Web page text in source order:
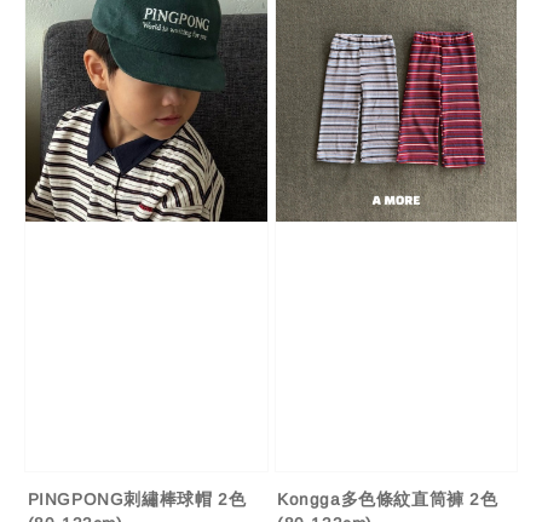
PINGPONG刺繡棒球帽 2色
Kongga多色條紋直筒褲 2色